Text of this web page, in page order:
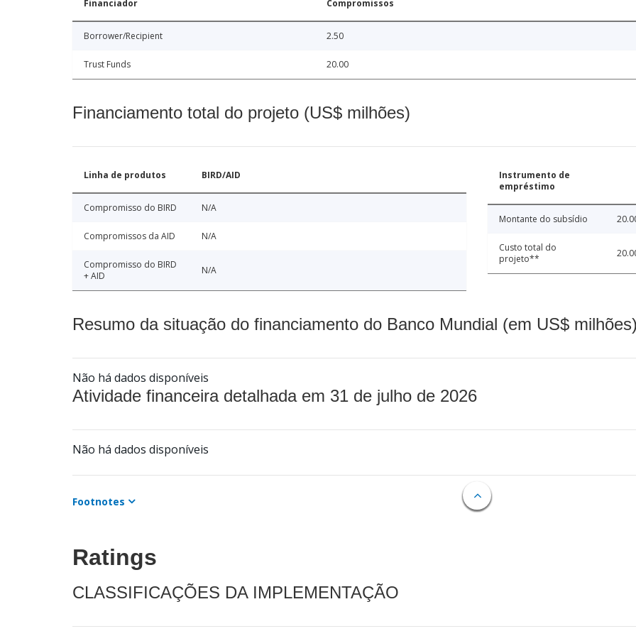
Financiador Compromissos
Borrower/Recipient 2.50
Trust Funds 20.00
Financiamento total do projeto (US$ milhões)
Linha de produtos BIRD/AID
Compromisso do BIRD N/A
Compromissos da AID N/A
Compromisso do BIRD
+ AID
N/A
Instrumento de
empréstimo
Montante do subsídio
Custo total do
projeto**
Resumo da situação do financiamento do Banco Mundial (em US$
Não há dados disponíveis
Atividade financeira detalhada em 31 de julho de 2026
Não há dados disponíveis
Footnotes
Ratings
CLASSIFICAÇÕES DA IMPLEMENTAÇÃO